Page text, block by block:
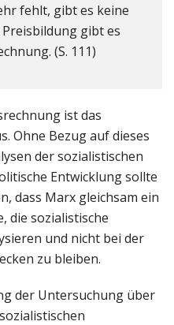
fehlt, gibt es keine
gibt es
(S. 111)
ist das
Ohne Bezug auf dieses
der sozialistischen
Entwicklung sollte
dass Marx gleichsam ein
die sozialistische
und nicht bei der
zu bleiben.
der Untersuchung über